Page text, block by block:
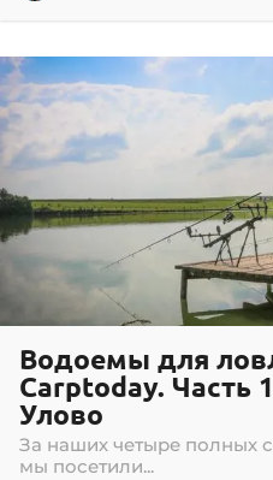
Водоемы для
Carptoday. Часть
Улово
За наших четыре полных
мы посетили...